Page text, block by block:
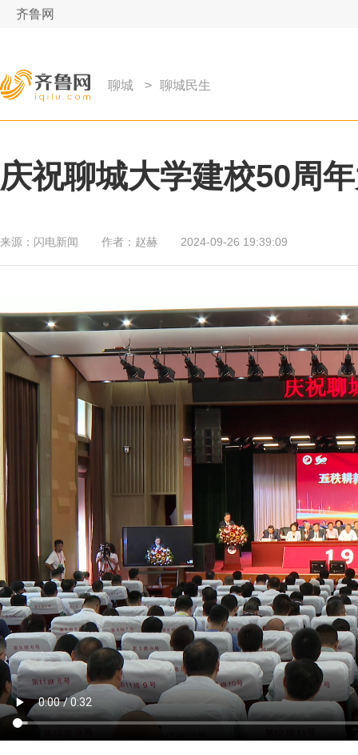
齐鲁网
聊城 > 聊城民生
庆祝聊城大学建校50周
来源： 闪电新闻 作者： 赵赫 2024-09-26 19:39:09